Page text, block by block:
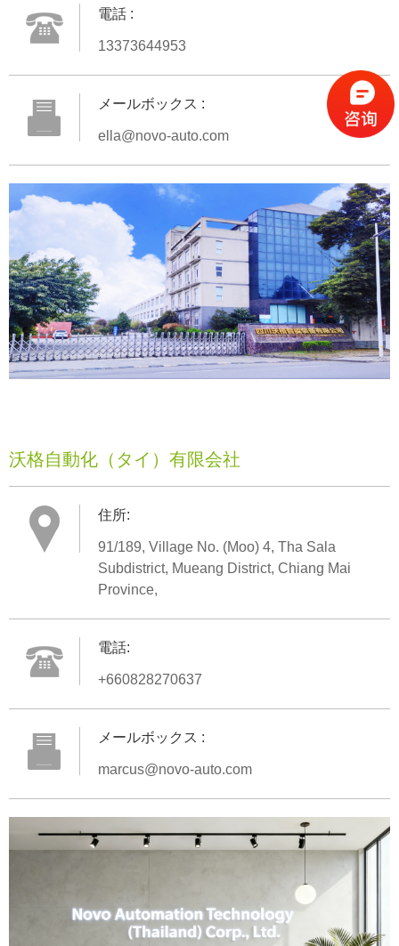
電話 :
13373644953
メールボックス :
ella@novo-auto.com
沃格自動化（タイ）有限会社
住所:
91/189, Village No. (Moo) 4, Tha Sala
Subdistrict, Mueang District, Chiang Mai
Province,
電話:
+660828270637
メールボックス :
marcus@novo-auto.com